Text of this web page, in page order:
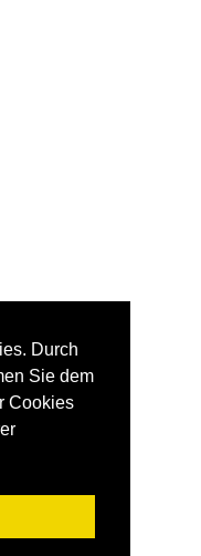
Durch
Sie dem
Cookies